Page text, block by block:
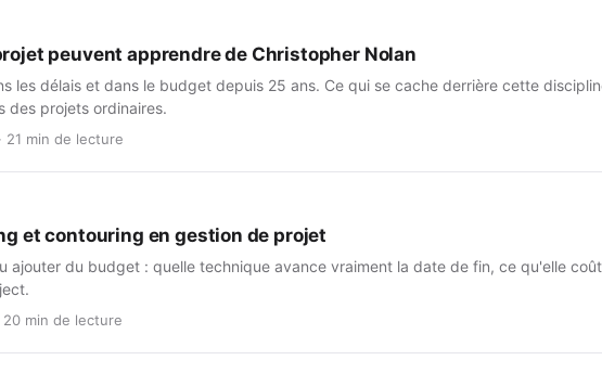
peuvent apprendre de Christopher Nolan
les délais et dans le budget depuis 25 ans. Ce qui se cache derrière cette
des projets ordinaires.
21 min de lecture
et contouring en gestion de projet
ajouter du budget : quelle technique avance vraiment la date de fin, ce qu'elle
20 min de lecture